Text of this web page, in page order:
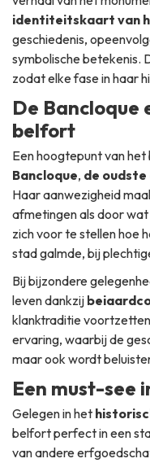
identiteitskaart van
geschiedenis,
symbolische betekenis.
zodat elke fase in haar
De Bancloque
belfort
Een hoogtepunt van
Bancloque, de
Haar aanwezigheid
afmetingen als door
zich voor te stellen hoe
stad galmde, bij
Bij bijzondere
leven dankzij
klanktraditie
ervaring, waarbij de
maar ook wordt
Een must-see
Gelegen in het
belfort perfect in een
van andere